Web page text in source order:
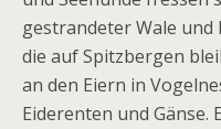
gestrandeter Wale
die auf Spitzbergen
an den Eiern in
Eiderenten und Gänse.